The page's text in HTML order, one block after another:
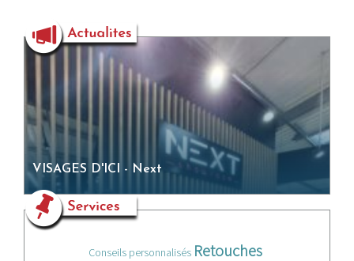
VISAGES D'ICI - Next
Conseils personnalisés Retouches